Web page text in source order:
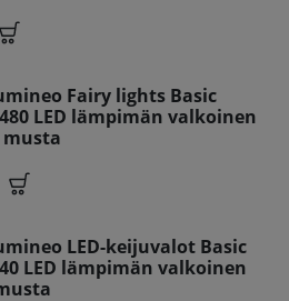
Fairy lights Basic
LED lämpimän valkoinen
musta
LED-keijuvalot Basic
LED lämpimän valkoinen